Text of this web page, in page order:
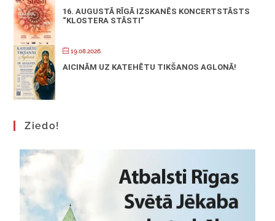
16. AUGUSTĀ RĪGĀ IZSKANĒS KONCERTSTĀSTS
“KLOSTERA STĀSTI”
19.08.2026.
AICINĀM UZ KATEHĒTU TIKŠANOS AGLONĀ!
Ziedo!